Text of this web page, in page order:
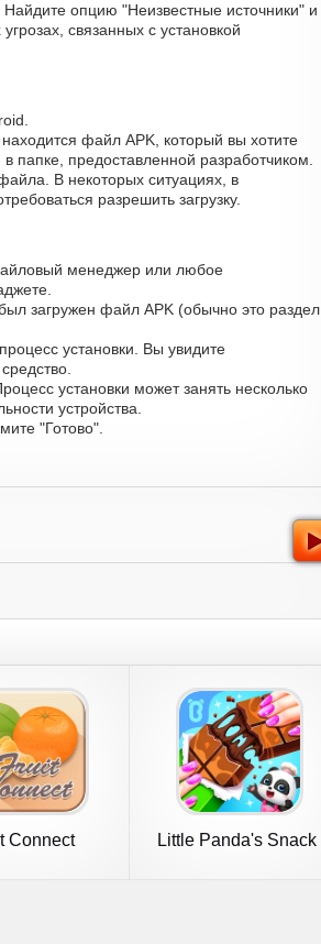
Найдите опцию "Неизвестные источники" и
связанных с установкой
файл APK, который вы хотите
папке, предоставленной разработчиком.
В некоторых ситуациях, в
разрешить загрузку.
менеджер или любое
загружен файл APK (обычно это раздел
установки. Вы увидите
установки может занять несколько
устройства.
"Готово".
Connect
Little Panda's Snack